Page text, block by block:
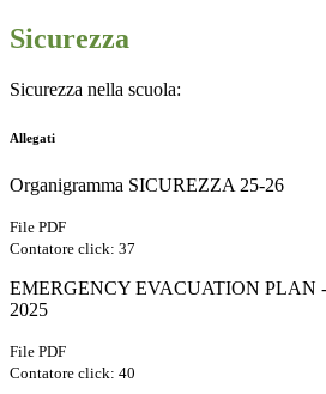
Sicurezza
Sicurezza nella scuola:
Allegati
Organigramma SICUREZZA 25-26
File PDF
Contatore click: 37
EMERGENCY EVACUATION PLAN -
2025
File PDF
Contatore click: 40